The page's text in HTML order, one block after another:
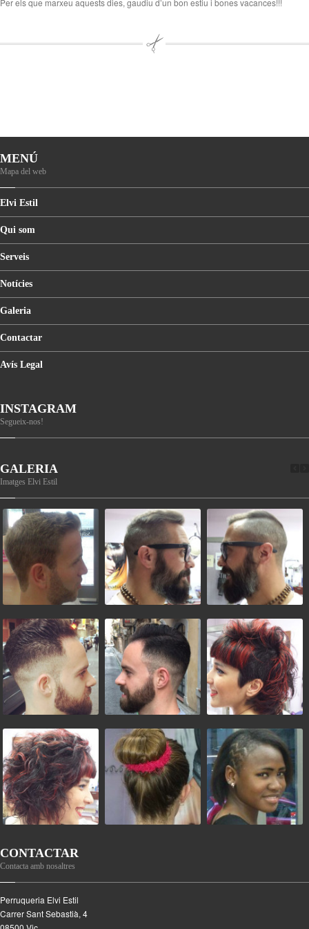
Per els que marxeu aquests dies, gaudiu d’un bon estiu i bones vacances!!!
MENÚ
Mapa del web
Elvi Estil
Qui som
Serveis
Notícies
Galeria
Contactar
Avís Legal
INSTAGRAM
Segueix-nos!
GALERIA
Imatges Elvi Estil
CONTACTAR
Contacta amb nosaltres
Perruqueria Elvi Estil
Carrer Sant Sebastià, 4